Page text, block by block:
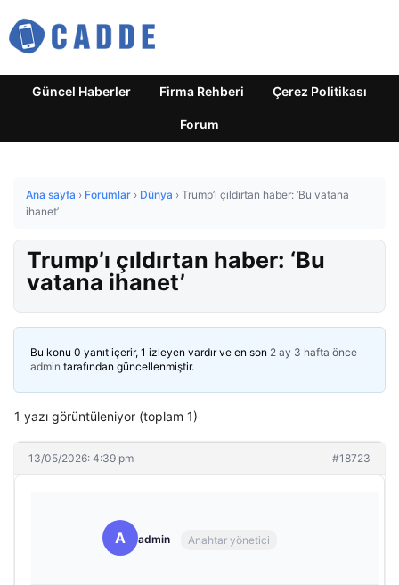
Güncel Haberler Firma Rehberi Çerez Politikası
Forum
Ana sayfa › Forumlar › Dünya › Trump’ı çıldırtan haber: ‘Bu vatana
ihanet’
Trump’ı çıldırtan haber: ‘Bu
vatana ihanet’
Bu konu 0 yanıt içerir, 1 izleyen vardır ve en son 2 ay 3 hafta önce
admin tarafından güncellenmiştir.
1 yazı görüntüleniyor (toplam 1)
13/05/2026: 4:39 pm #18723
A admin Anahtar yönetici